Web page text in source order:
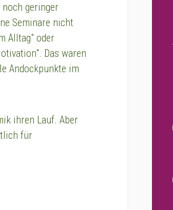
geringer
Seminare nicht
Alltag" oder
Das waren
Andockpunkte im
ihren Lauf. Aber
für